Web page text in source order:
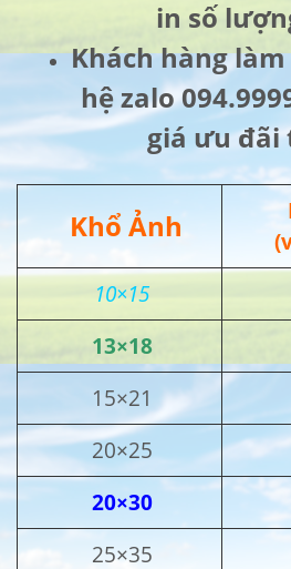
in số
Khách hàng
hệ zalo
giá ưu
Khổ Ảnh
10×15
13×18
15×21
20×25
20×30
25×35